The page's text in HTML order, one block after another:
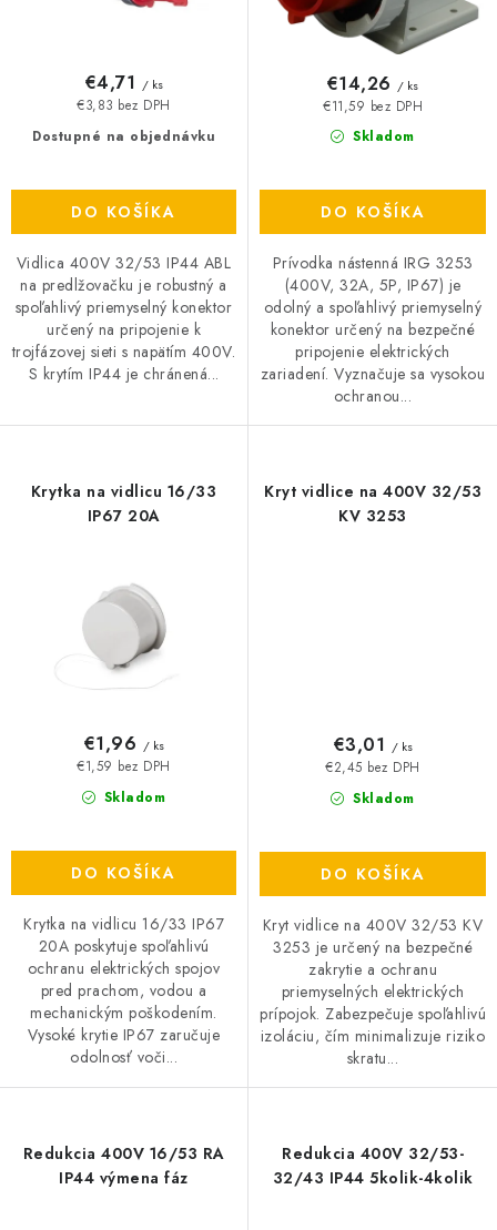
KARIÉRA
B2B SEKCIA
Obchodné podmienky
Ochrana osobných údajov
Reklamačný poriadok
Kontakt
Dostupné na objednávku
€3,83 bez DPH
€4,71 / ks
DO KOŠÍKA
Vidlica 400V 32/53 IP44 ABL
na predlžovačku je robustný a
spoľahlivý priemyselný konektor
určený na pripojenie k
trojfázovej sieti s napätím 400V.
S krytím IP44 je chránená...
Skladom
€11,59 bez DPH
€14,26 / ks
DO KOŠÍKA
Prívodka nástenná IRG 3253
(400V, 32A, 5P, IP67) je
odolný a spoľahlivý priemyselný
konektor určený na bezpečné
pripojenie elektrických
zariadení. Vyznačuje sa vysokou
ochranou...
Krytka na vidlicu 16/33
IP67 20A
Skladom
€1,59 bez DPH
€1,96 / ks
DO KOŠÍKA
Krytka na vidlicu 16/33 IP67
20A poskytuje spoľahlivú
ochranu elektrických spojov
pred prachom, vodou a
mechanickým poškodením.
Vysoké krytie IP67 zaručuje
odolnosť voči...
Kryt vidlice na 400V 32/53
KV 3253
Skladom
€2,45 bez DPH
€3,01 / ks
DO KOŠÍKA
Kryt vidlice na 400V 32/53 KV
3253 je určený na bezpečné
zakrytie a ochranu
priemyselných elektrických
prípojok. Zabezpečuje spoľahlivú
izoláciu, čím minimalizuje riziko
skratu...
Redukcia 400V 16/53 RA
IP44 výmena fáz
Redukcia 400V 32/53-
32/43 IP44 5kolik-4kolik